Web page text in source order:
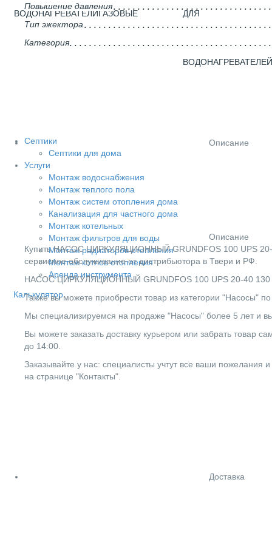
ВОДОНАГРЕВАТЕЛИГАЗОВЫЕ ДЛЯ
ВОДОНАГРЕВАТЕЛЕЙ
Септики
Септики для дома
Услуги
Монтаж водоснабжения
Монтаж теплого пола
Монтаж систем отопления дома
Канализация для частного дома
Монтаж котельных
Монтаж фильтров для воды
Монтаж радиаторов отопления
Монтаж котлов отопления
Аренда инструмента
Калькулятор
Повышение давления
Тип эжектора
Категория
Описание
Описание
Купить НАСОС ЦИРКУЛЯЦИОННЫЙ GRUNDFOS 100 UPS 20-
сервисное обслуживание от дистрибьютора в Твери и РФ.
НАСОС ЦИРКУЛЯЦИОННЫЙ GRUNDFOS 100 UPS 20-40 130
Также вы можете приобрести товар из категории "Насосы"
Мы специализируемся на продаже "Насосы" более 5 лет и
Вы можете заказать доставку курьером или забрать товар
до 14:00.
Заказывайте у нас: специалисты учтут все ваши
на странице "Контакты".
Доставка